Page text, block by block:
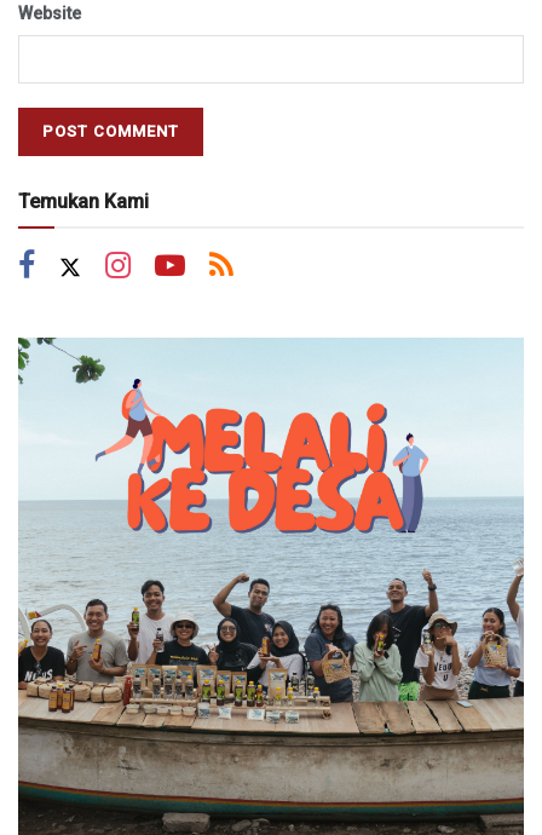
Website
Temukan Kami